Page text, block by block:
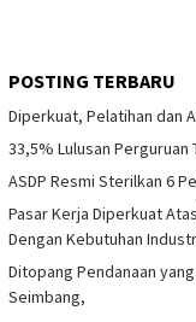
POSTING TERBARU
Diperkuat, Pelatihan dan
33,5% Lulusan Perguruan
ASDP Resmi Sterilkan 6
Pasar Kerja Diperkuat
Dengan Kebutuhan
Ditopang Pendanaan
Seimbang,